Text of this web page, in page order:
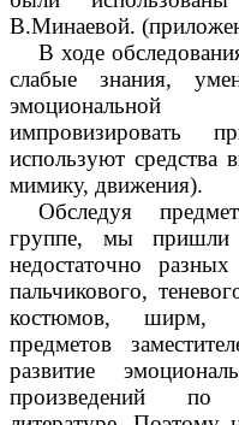
В.Минаевой.
В ходе
слабые знания,
импровизировать
используют средства
мимику, движения).
Обследуя
группе, мы
недостаточно
пальчикового,
костюмов, ширм,
предметов
развитие
произведений по